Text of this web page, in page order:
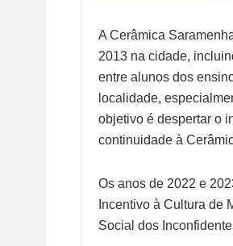
A Cerâmica
2013 na cidade,
entre alunos dos
localidade,
objetivo é despertar o
continuidade à
Os anos de 2022 e
Incentivo à Cultura de
Social dos